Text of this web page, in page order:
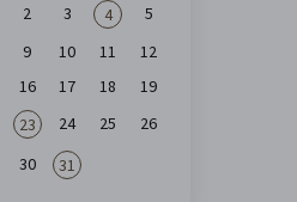
2 3 4
5
9 10 11
12
16 17 18
19
23 24 25
26
30 31